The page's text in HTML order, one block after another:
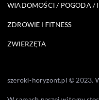
WIADOMOŚCI / POGODA /
ZDROWIE I FITNESS
ZWIERZĘTA
szeroki-horyzont.pl © 2023.